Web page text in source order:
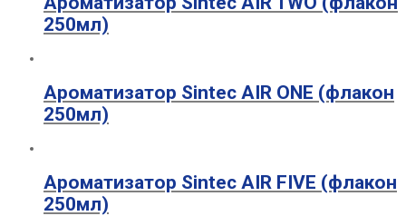
250мл)
Ароматизатор Sintec AIR ONE (флакон
250мл)
Ароматизатор Sintec AIR FIVE (флакон
250мл)